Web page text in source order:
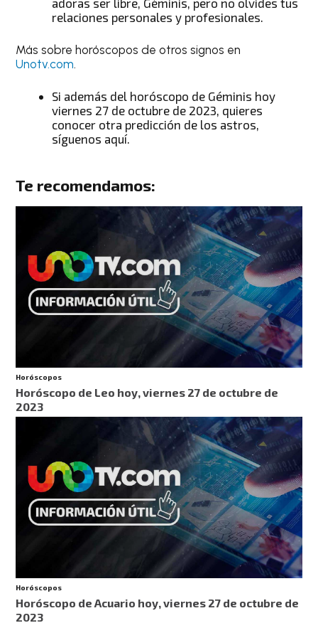
adoras ser libre, Géminis, pero no olvides tus
relaciones personales y profesionales.
Más sobre horóscopos de otros signos en
Unotv.com.
Si además del horóscopo de Géminis hoy
viernes 27 de octubre de 2023, quieres
conocer otra predicción de los astros,
síguenos aquí.
Te recomendamos:
Horóscopos
Horóscopo de Leo hoy, viernes 27 de octubre de
2023
Horóscopos
Horóscopo de Acuario hoy, viernes 27 de octubre de
2023